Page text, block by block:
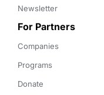
Newsletter
For Partners
Companies
Programs
Donate